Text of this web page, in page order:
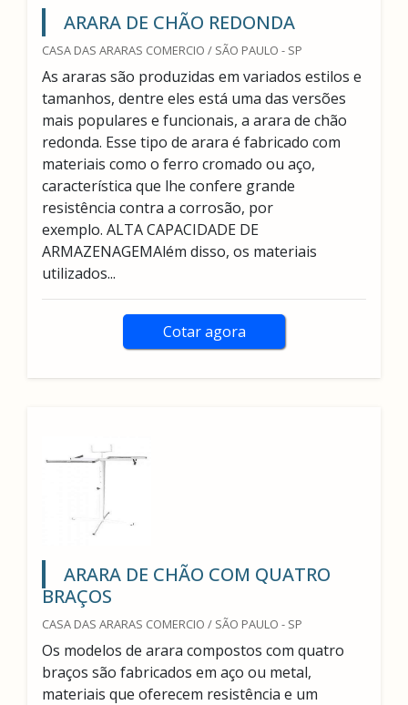
ARARA DE CHÃO REDONDA
CASA DAS ARARAS COMERCIO / SÃO PAULO - SP
As araras são produzidas em variados estilos e
tamanhos, dentre eles está uma das versões
mais populares e funcionais, a arara de chão
redonda. Esse tipo de arara é fabricado com
materiais como o ferro cromado ou aço,
característica que lhe confere grande
resistência contra a corrosão, por
exemplo. ALTA CAPACIDADE DE
ARMAZENAGEMAlém disso, os materiais
utilizados...
Cotar agora
ARARA DE CHÃO COM QUATRO
BRAÇOS
CASA DAS ARARAS COMERCIO / SÃO PAULO - SP
Os modelos de arara compostos com quatro
braços são fabricados em aço ou metal,
materiais que oferecem resistência e um